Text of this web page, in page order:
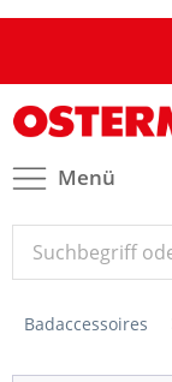
Menü
Badaccessoires